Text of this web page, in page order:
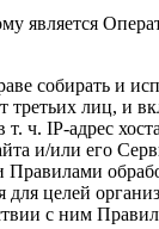
является
собирать и
лиц, и
ч. IP-адрес
и/или его
целей
с ним